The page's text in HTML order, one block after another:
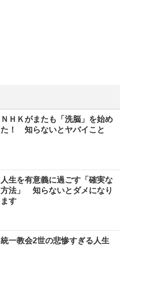
ＮＨＫがまたも「洗脳」を始め
た！ 知らないとヤバイこと
人生を有意義に過ごす「確実な
方法」 知らないとダメになり
ます
統一教会2世の悲惨すぎる人生